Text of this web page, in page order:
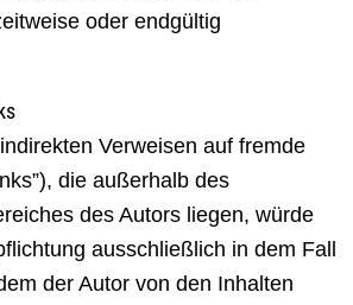
oder endgültig
Verweisen auf fremde
die außerhalb des
des Autors liegen, würde
ausschließlich in dem Fall
der Autor von den Inhalten